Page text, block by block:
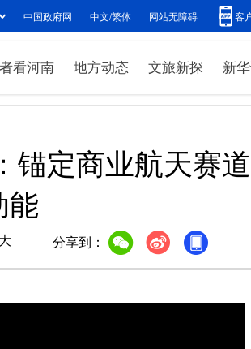
中国政府网 中文/繁体 网站无障碍 客
看河南 地方动态 文旅新探 新
定商业航天赛
能
大 分享到：